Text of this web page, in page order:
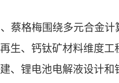
蔡格梅围绕多元合金
生、钙钛矿材料维度
、锂电池电解液设计